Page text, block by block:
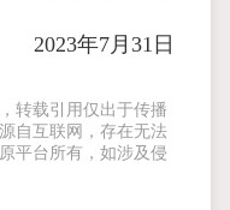
2023年7月31日
转载引用仅出于传播
自互联网，存在无法
平台所有，如涉及侵